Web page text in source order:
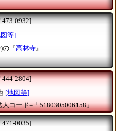
473-0932]
等]
の『高林寺 』
444-2804]
[地図等]
人コード=「5180305006158」
471-0035]